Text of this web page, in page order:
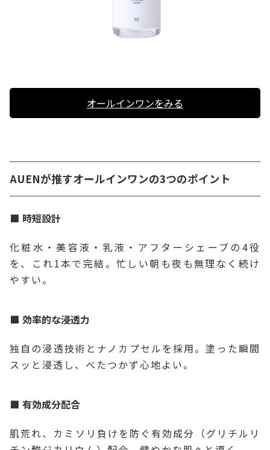
オールインワンをみる
AUENが推すオールインワンの3つのポイント
時短設計
化粧水・美容液・乳液・アフターシェーブの4役
を、これ1本で完結。忙しい朝も夜も無理なく続け
やすい。
効率的な浸透力
独自の浸透技術とナノカプセルを採用。塗った瞬間
スッと浸透し、べたつかず心地よい。
有効成分配合
肌荒れ、カミソリ負けを防ぐ有効成分（グリチルリ